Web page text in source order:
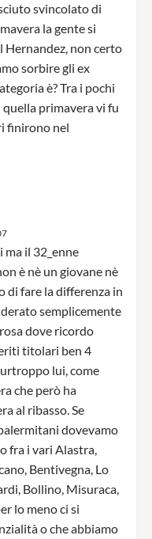
svincolato di
la gente si
Hernandez, non certo
sorbire gli ex
è? Tra i pochi
quella primavera vi fu
finirono nel
ma il 32_enne
è nè un giovane nè
di fare la differenza in
semplicemente
dove ricordo
titolari ben 4
lui, come
che però ha
al ribasso. Se
dovevamo
fra i vari Alastra,
Bentivegna, Lo
Bollino, Misuraca,
lo meno ci si
o che abbiamo